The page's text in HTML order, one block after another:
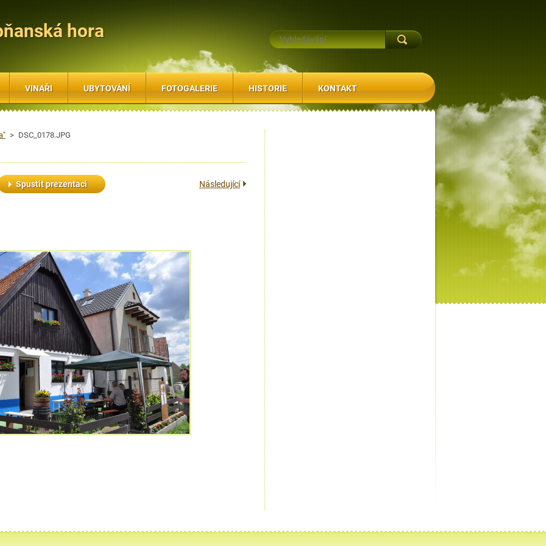
hora
> DSC_0178.JPG
Spustit prezentaci Následující
VINAŘI UBYTOVÁNÍ FOTOGALERIE HISTORIE KONTAKT